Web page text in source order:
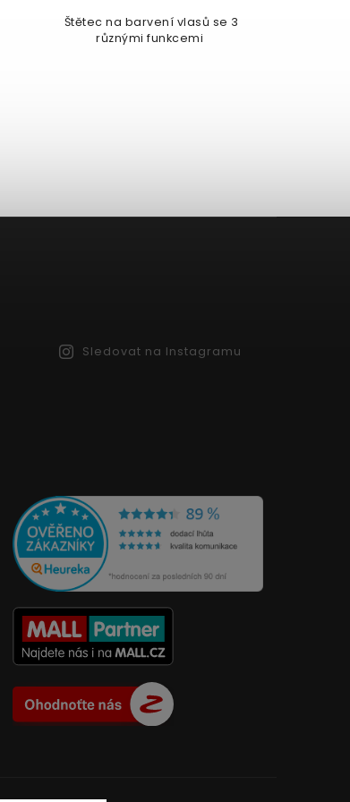
3
Kompaktní kosmetické zrcátko,
které budete mít vždy po ruce.
Sledovat na Instagramu